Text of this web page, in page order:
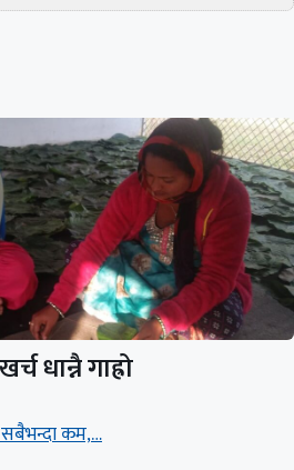
धान्नै गाह्रो